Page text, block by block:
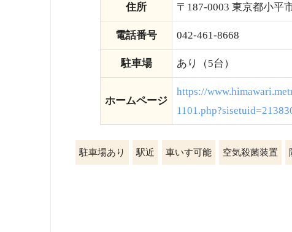
住所 〒187-0003 東京都小平
電話番号 042-461-8668
駐車場 あり（5台）
ホームページ
https://
駐車場あり 駅近 車いす可能 空気殺菌装置